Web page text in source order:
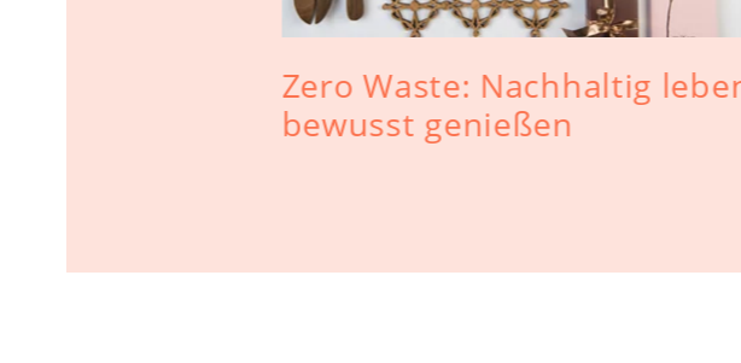
Zero Waste: Nachhaltig
bewusst genießen